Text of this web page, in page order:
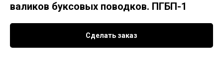
валиков буксовых поводков. ПГБП-1
Сделать заказ